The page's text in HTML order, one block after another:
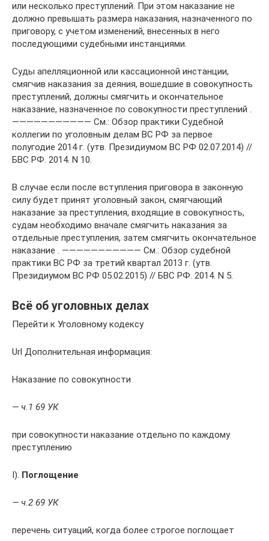
или несколько преступлений. При этом наказание не
должно превышать размера наказания, назначенного по
приговору, с учетом изменений, внесенных в него
последующими судебными инстанциями.
Суды апелляционной или кассационной инстанции,
смягчив наказания за деяния, вошедшие в совокупность
преступлений, должны смягчить и окончательное
наказание, назначенное по совокупности преступлений .
——————————— См.: Обзор практики Судебной
коллегии по уголовным делам ВС РФ за первое
полугодие 2014 г. (утв. Президиумом ВС РФ 02.07.2014) //
БВС РФ. 2014. N 10.
В случае если после вступления приговора в законную
силу будет принят уголовный закон, смягчающий
наказание за преступления, входящие в совокупность,
судам необходимо вначале смягчить наказания за
отдельные преступления, затем смягчить окончательное
наказание . ——————————— См.: Обзор судебной
практики ВС РФ за третий квартал 2013 г. (утв.
Президиумом ВС РФ 05.02.2015) // БВС РФ. 2014. N 5.
Всё об уголовных делах
Перейти к Уголовному кодексу
Url Дополнительная информация:
Наказание по совокупности
— ч.1 69 УК
при совокупности наказание отдельно по каждому
преступлению
I). Поглощение
— ч.2 69 УК
перечень ситуаций, когда более строгое поглощает